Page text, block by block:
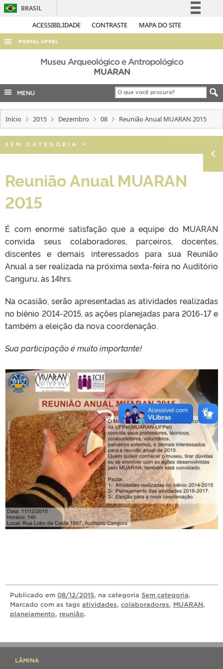
ACESSIBILIDADE CONTRASTE MAPA DO SITE
BRASIL
Simplifique!
Acesso à informação
Legislação
Canais
PORTAL UFPEL
ACESSO À INFORMAÇÃO
COBALTO
CONCURSOS
INTERNACIONAL
PORTARIAS
Museu Arqueológico e Antropológico
MUARAN
MENU
Início 2015 Dezembro 08 Reunião Anual MUARAN 2015
SEM CATEGORIA >
Reunião Anual MUARAN
2015
É com enorme satisfação que a equipe do MUARAN
convida seus colaboradores, parceiros, docentes,
discentes e demais interessados para sua Reunião
Anuala ser realizada na próxima sexta-feira no Auditório
Canguru, às 14hrs.
Na ocasião, serão apresentadas as atividades realizadas
no biênio 2014-2015, as ações planejadas para 2016-17 e
também a eleição da nova coordenação.
Sua participação é muito importante!
Publicado em 08/12/2015, na categoria Sem categoria.
Marcado com as tags atividades, colaboradores, MUARAN,
planejamento, reunião.
LÂMINA